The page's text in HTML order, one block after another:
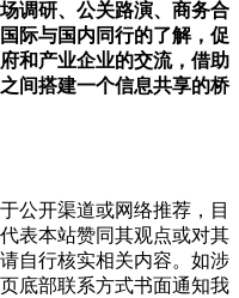
调研、公关路演、商务合
际与国内同行的了解，促
和产业企业的交流，借助
间搭建一个信息共享的桥
公开渠道或网络推荐，目
表本站赞同其观点或对其
自行核实相关内容。如涉
底部联系方式书面通知我